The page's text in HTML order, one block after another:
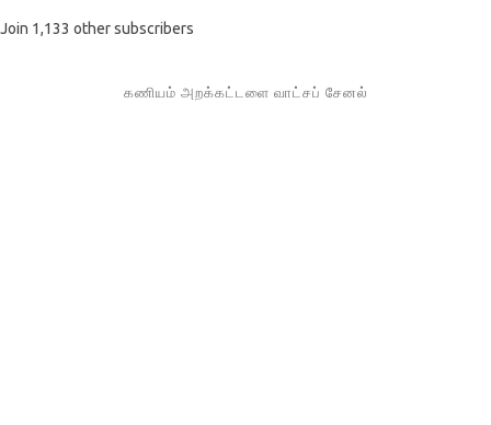
Join 1,133 other subscribers
கணியம் அறக்கட்டளை வாட்சப் சேனல்